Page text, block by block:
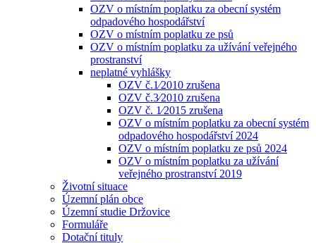
OZV o místním poplatku za obecní systém
odpadového hospodářství
OZV o místním poplatku ze psů
OZV o místním poplatku za užívání veřejného
prostranství
neplatné vyhlášky
OZV č.1⁄2010 zrušena
OZV č.3⁄2010 zrušena
OZV č. 1⁄2015 zrušena
OZV o místním poplatku za obecní systém
odpadového hospodářství 2024
OZV o místním poplatku ze psů 2024
OZV o místním poplatku za užívání
veřejného prostranství 2019
Životní situace
Územní plán obce
Územní studie Držovice
Formuláře
Dotační tituly